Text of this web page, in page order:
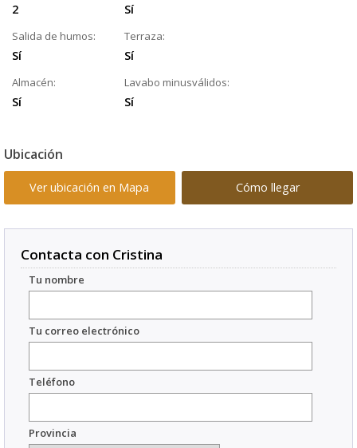
2 Sí
Salida de humos:
Sí
Terraza:
Sí
Almacén:
Sí
Lavabo minusválidos:
Sí
Ubicación
Ver ubicación en Mapa Cómo llegar
Contacta con Cristina
Tu nombre
Tu correo electrónico
Teléfono
Provincia